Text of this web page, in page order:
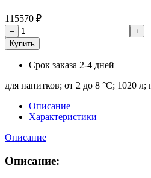
115570 ₽
Купить
Срок заказа 2-4 дней
для напитков; от 2 до 8 °C; 1020 л;
Описание
Характеристики
Описание
Описание: